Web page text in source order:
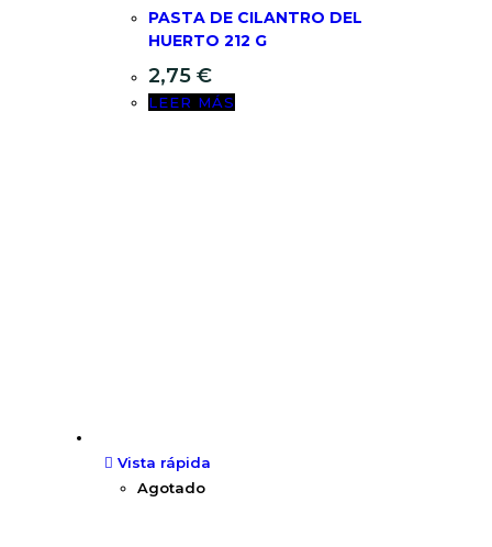
PASTA DE CILANTRO DEL
HUERTO 212 G
2,75 €
LEER MÁS
Vista rápida
Agotado